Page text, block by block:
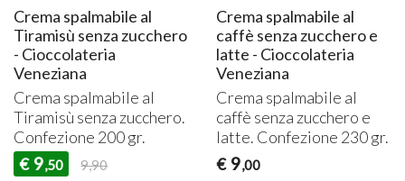
Crema spalmabile al
Tiramisù senza zucchero
- Cioccolateria
Veneziana
Crema spalmabile al
Tiramisù senza zucchero.
Confezione 200 gr.
€ 9,50 9,90
Crema spalmabile al
caffè senza zucchero e
latte - Cioccolateria
Veneziana
Crema spalmabile al
caffè senza zucchero e
latte. Confezione 230 gr.
€ 9,00